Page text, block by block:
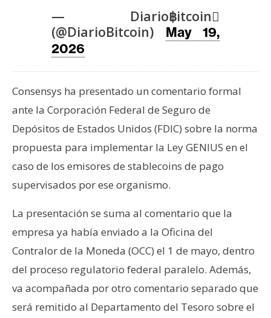
r
s
o
C
n
c
t
o
y
— Diario฿itcoin
(@DiarioBitcoin) May 19,
2026
Consensys ha presentado un comentario formal
ante la Corporación Federal de Seguro de
Depósitos de Estados Unidos (FDIC) sobre la norma
propuesta para implementar la Ley GENIUS en el
caso de los emisores de stablecoins de pago
supervisados por ese organismo.
La presentación se suma al comentario que la
empresa ya había enviado a la Oficina del
Contralor de la Moneda (OCC) el 1 de mayo, dentro
del proceso regulatorio federal paralelo. Además,
va acompañada por otro comentario separado que
será remitido al Departamento del Tesoro sobre el